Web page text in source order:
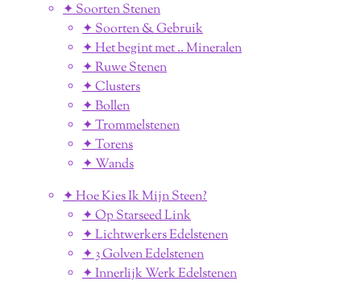
✦ Soorten Stenen
✦ Soorten & Gebruik
✦ Het begint met .. Mineralen
✦ Ruwe Stenen
✦ Clusters
✦ Bollen
✦ Trommelstenen
✦ Torens
✦ Wands
✦ Hoe Kies Ik Mijn Steen?
✦ Op Starseed Link
✦ Lichtwerkers Edelstenen
✦ 3 Golven Edelstenen
✦ Innerlijk Werk Edelstenen